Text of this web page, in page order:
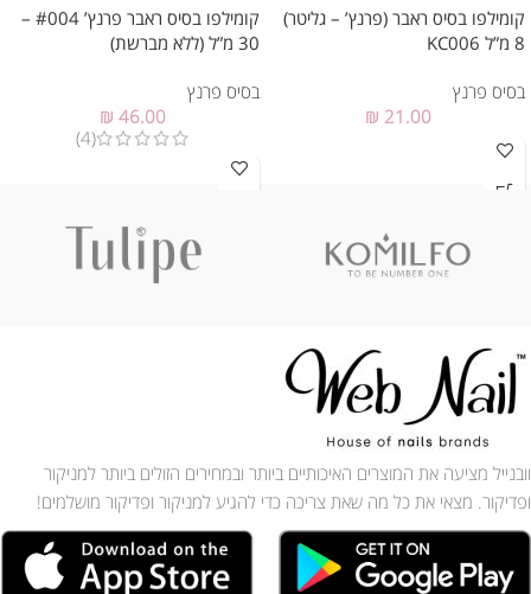
קומילפו בסיס ראבר (פרנץ’ – גליטר)
8 מ”ל KC006
בסיס פרנץ
₪ 21.00
קומילפו בסיס ראבר פרנץ’ #004 –
30 מ”ל (ללא מברשת)
בסיס פרנץ
₪ 46.00
(4)
וובנייל מציעה את המוצרים האיכותיים ביותר ובמחירים הזולים ביותר למניקור
ופדיקור. מצאי את כל מה שאת צריכה כדי להגיע למניקור ופדיקור מושלמים!